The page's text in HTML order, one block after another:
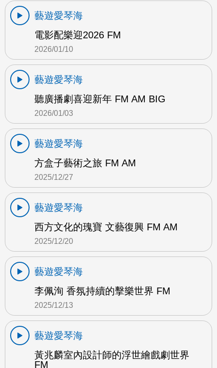
藝遊愛琴海
電影配樂迎2026 FM
2026/01/10
藝遊愛琴海
聽廣播劇喜迎新年 FM AM BIG
2026/01/03
藝遊愛琴海
方盒子藝術之旅 FM AM
2025/12/27
藝遊愛琴海
西方文化的瑰寶 文藝復興 FM AM
2025/12/20
藝遊愛琴海
李佩洵 香氛持續的擊樂世界 FM
2025/12/13
藝遊愛琴海
黃兆麟室內設計師的浮世繪戲劇世界
FM